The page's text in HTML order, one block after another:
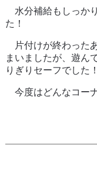
水分補給もしっか
た！
片付けが終わった
まいましたが、遊ん
りぎりセーフでした！
今度はどんなコー